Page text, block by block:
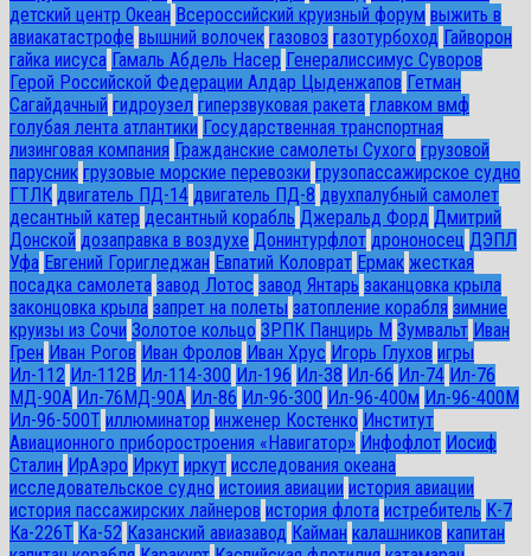
детский центр Океан Всероссийский круизный форум выжить в
авиакатастрофе вышний волочек газовоз газотурбоход Гайворон
гайка иисуса Гамаль Абдель Насер Генералиссимус Суворов
Герой Российской Федерации Алдар Цыденжапов Гетман
Сагайдачный гидроузел гиперзвуковая ракета главком вмф
голубая лента атлантики Государственная транспортная
лизинговая компания Гражданские самолеты Сухого грузовой
парусник грузовые морские перевозки грузопассажирское судно
ГТЛК двигатель ПД-14 двигатель ПД-8 двухпалубный самолет
десантный катер десантный корабль Джеральд Форд Дмитрий
Донской дозаправка в воздухе Донинтурфлот дрононосец ДЭПЛ
Уфа Евгений Горигледжан Евпатий Коловрат Ермак жесткая
посадка самолета завод Лотос завод Янтарь заканцовка крыла
законцовка крыла запрет на полеты затопление корабля зимние
круизы из Сочи Золотое кольцо ЗРПК Панцирь М Зумвальт Иван
Грен Иван Рогов Иван Фролов Иван Хрус Игорь Глухов игры
Ил-112 Ил-112В Ил-114-300 Ил-196 Ил-38 Ил-66 Ил-74 Ил-76
МД-90А Ил-76МД-90А Ил-86 Ил-96-300 Ил-96-400м Ил-96-400М
Ил-96-500Т иллюминатор инженер Костенко Институт
Авиационного приборостроения «Навигатор» Инфофлот Иосиф
Сталин ИрАэро Иркут иркут исследования океана
исследовательское судно истоиия авиации история авиации
история пассажирских лайнеров история флота истребитель К-7
Ка-226Т Ка-52 Казанский авиазавод Кайман калашников капитан